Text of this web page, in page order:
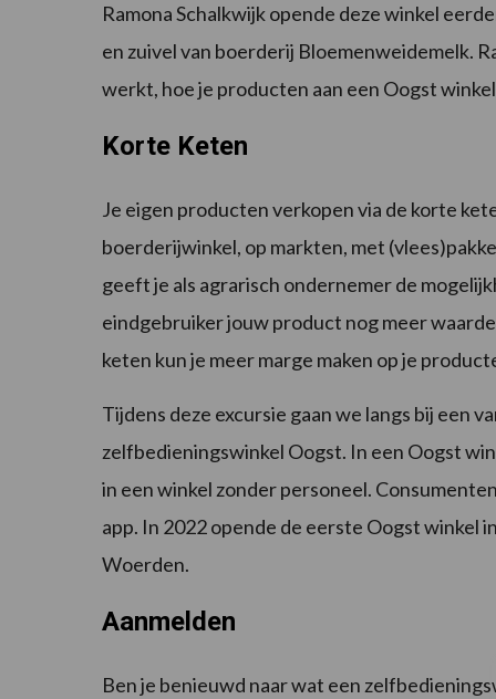
Ramona Schalkwijk opende deze winkel
en zuivel van boerderij Bloemenweidemelk.
werkt, hoe je producten aan een Oogst
Korte Keten
Je eigen producten verkopen via de korte
boerderijwinkel, op markten, met
geeft je als agrarisch ondernemer de
eindgebruiker jouw product nog meer
keten kun je meer marge maken op je
Tijdens deze excursie gaan we langs bij een
zelfbedieningswinkel Oogst. In een Oogst
in een winkel zonder personeel.
app. In 2022 opende de eerste Oogst winkel
Woerden.
Aanmelden
Ben je benieuwd naar wat een